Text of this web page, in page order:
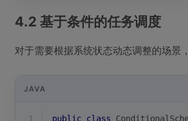
4.2 基于条件的任务调度
对于需要根据系统状态动态调整的场景
JAVA
1 public class